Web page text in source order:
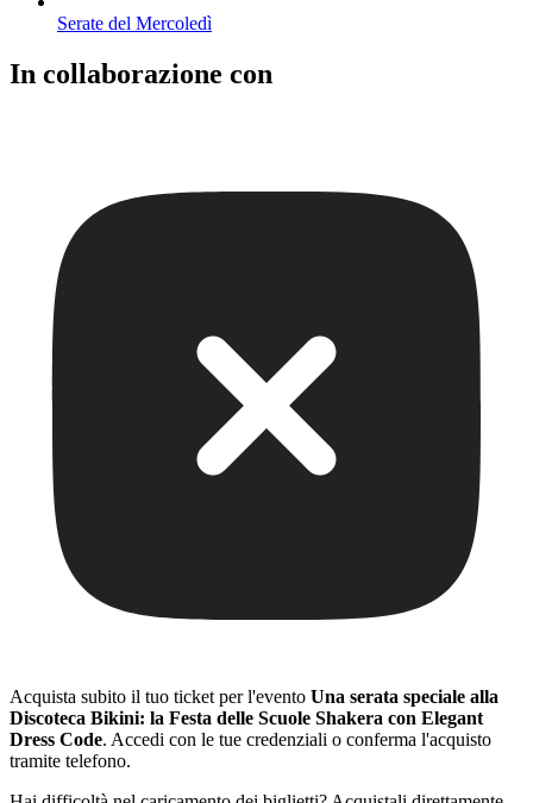
Serate del Mercoledì
In collaborazione con
Acquista subito il tuo ticket per l'evento Una serata speciale alla
Discoteca Bikini: la Festa delle Scuole Shakera con Elegant
Dress Code. Accedi con le tue credenziali o conferma l'acquisto
tramite telefono.